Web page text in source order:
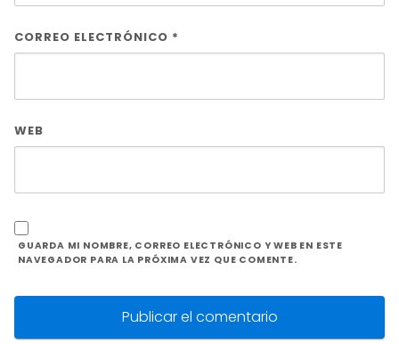
CORREO ELECTRÓNICO *
WEB
GUARDA MI NOMBRE, CORREO ELECTRÓNICO Y WEB EN ESTE
NAVEGADOR PARA LA PRÓXIMA VEZ QUE COMENTE.